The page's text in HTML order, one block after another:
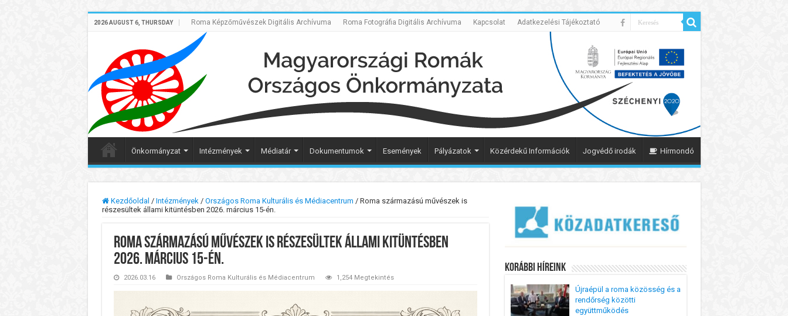
2026 AUGUST 6, THURSDAY Roma Képzőművészek Digitális Archívuma Roma Fotográfia Digitális Archívuma Kapcsolat Adatkezelési Tájékoztató
Önkormányzat Intézmények Médiatár Dokumentumok Események Pályázatok Közérdekű Információk Jogvédő irodák Hírmondó
Kezdőoldal / Intézmények / Országos Roma Kulturális és Médiacentrum / Roma származású művészek is
részesültek állami kitüntésben 2026. március 15-én.
Roma származású művészek is részesültek állami kitüntésben
2026. március 15-én.
2026.03.16 Országos Roma Kulturális és Médiacentrum 1,254 Megtekintés
Korábbi Híreink
Újraépül a roma közösség és a
rendőrség közötti
együttműködés